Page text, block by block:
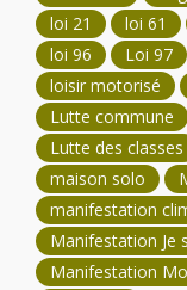
loi 21
loi 61
loi 96
Loi 97
loisir motorisé
Lutte commune
Lutte des classes
maison solo
manifestation
Manifestation Je
Manifestation